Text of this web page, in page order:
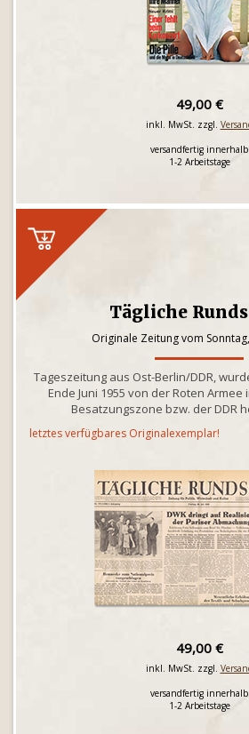
49,00 €
inkl. MwSt. zzgl.
versandfertig innerhalb
1-2 Arbeitstage
Tägliche
Originale Zeitung vom
Tageszeitung aus Ost-Berlin/DDR,
Ende Juni 1955 von der Roten
Besatzungszone bzw. der DDR
letztes verfügbares Originalexemplar!
49,00 €
inkl. MwSt. zzgl.
versandfertig innerhalb
1-2 Arbeitstage